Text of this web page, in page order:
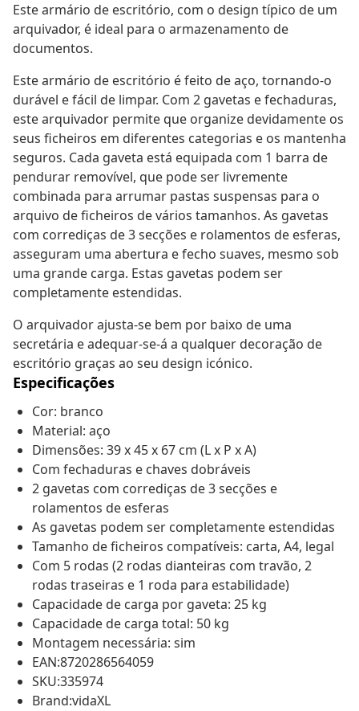
Este armário de escritório, com o design típico de um
arquivador, é ideal para o armazenamento de
documentos.
Este armário de escritório é feito de aço, tornando-o
durável e fácil de limpar. Com 2 gavetas e fechaduras,
este arquivador permite que organize devidamente os
seus ficheiros em diferentes categorias e os mantenha
seguros. Cada gaveta está equipada com 1 barra de
pendurar removível, que pode ser livremente
combinada para arrumar pastas suspensas para o
arquivo de ficheiros de vários tamanhos. As gavetas
com corrediças de 3 secções e rolamentos de esferas,
asseguram uma abertura e fecho suaves, mesmo sob
uma grande carga. Estas gavetas podem ser
completamente estendidas.
O arquivador ajusta-se bem por baixo de uma
secretária e adequar-se-á a qualquer decoração de
escritório graças ao seu design icónico.
Especificações
Cor: branco
Material: aço
Dimensões: 39 x 45 x 67 cm (L x P x A)
Com fechaduras e chaves dobráveis
2 gavetas com corrediças de 3 secções e
rolamentos de esferas
As gavetas podem ser completamente estendidas
Tamanho de ficheiros compatíveis: carta, A4, legal
Com 5 rodas (2 rodas dianteiras com travão, 2
rodas traseiras e 1 roda para estabilidade)
Capacidade de carga por gaveta: 25 kg
Capacidade de carga total: 50 kg
Montagem necessária: sim
EAN:8720286564059
SKU:335974
Brand:vidaXL